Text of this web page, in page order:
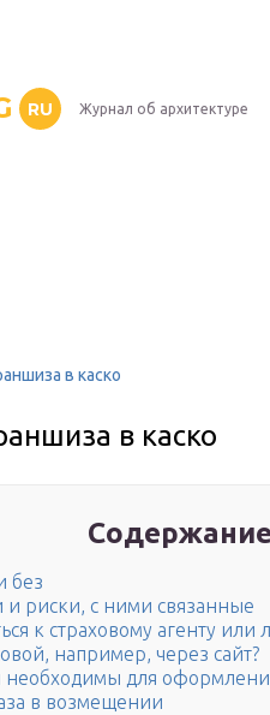
RU Журнал об архитектуре
в каско
в каско
без
и риски, с ними связанные
к страховому агенту или
например, через сайт?
необходимы для
в возмещении